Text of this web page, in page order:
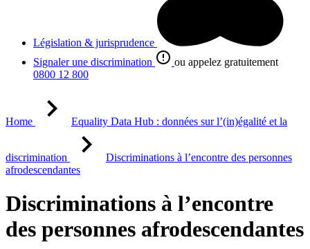
Législation & jurisprudence
Signaler une discrimination
ou appelez gratuitement
0800 12 800
Home Equality Data Hub : données sur l’(in)égalité et la
discrimination
Discriminations à l’encontre des personnes
afrodescendantes
Discriminations à l’encontre
des personnes afrodescendantes